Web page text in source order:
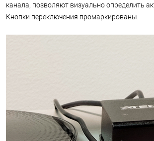
канала, позволяют визуально определить
Кнопки переключения промаркированы.